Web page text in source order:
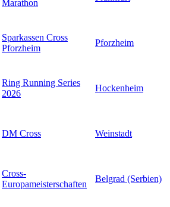
Marathon
Sparkassen Cross
Pforzheim
Pforzheim
Ring Running Series
2026
Hockenheim
DM Cross Weinstadt
Cross-
Europameisterschaften
Belgrad (Serbien)